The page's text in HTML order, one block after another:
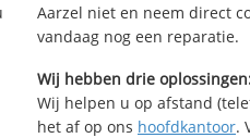
Aarzel niet en neem direct
vandaag nog een reparatie.
Wij hebben drie
Wij helpen u op afstand
het af op ons hoofdkantoor.